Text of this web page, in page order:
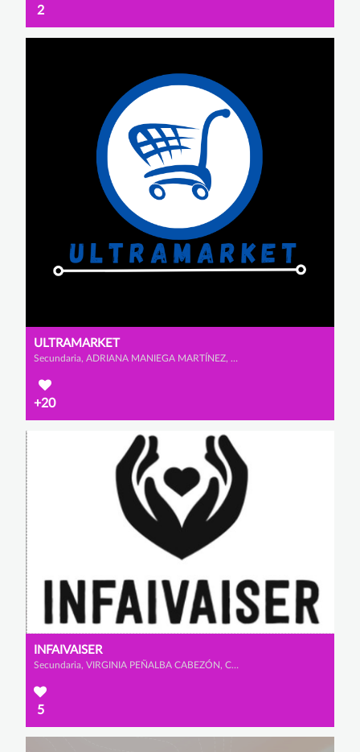
2
ULTRAMARKET
Secundaria, ADRIANA MANIEGA MARTÍNEZ, CARLOTA MORENO PRADO y IRENE MUÑOZ ROMERO
+20
INFAIVAISER
Secundaria, VIRGINIA PEÑALBA CABEZÓN, CLAUDIA MORENO RINCÓN y SANDRA CAMACHO CAPELL
5